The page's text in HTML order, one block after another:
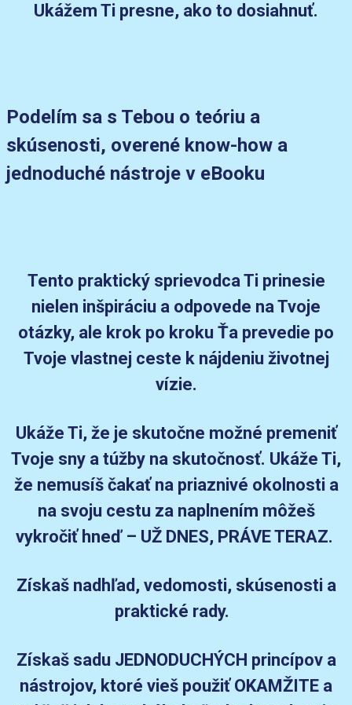
Ukážem Ti presne, ako to dosiahnuť.
Podelím sa s Tebou o teóriu a
skúsenosti, overené know-how a
jednoduché nástroje v eBooku
Tento praktický sprievodca Ti prinesie
nielen inšpiráciu a odpovede na Tvoje
otázky, ale krok po kroku Ťa prevedie po
Tvoje vlastnej ceste k nájdeniu životnej
vízie.
Ukáže Ti, že je skutočne možné premeniť
Tvoje sny a túžby na skutočnosť. Ukáže Ti,
že nemusíš čakať na priaznivé okolnosti a
na svoju cestu za naplnením môžeš
vykročiť hneď – UŽ DNES, PRÁVE TERAZ.
Získaš nadhľad, vedomosti, skúsenosti a
praktické rady.
Získaš sadu JEDNODUCHÝCH princípov a
nástrojov, ktoré vieš použiť OKAMŽITE a